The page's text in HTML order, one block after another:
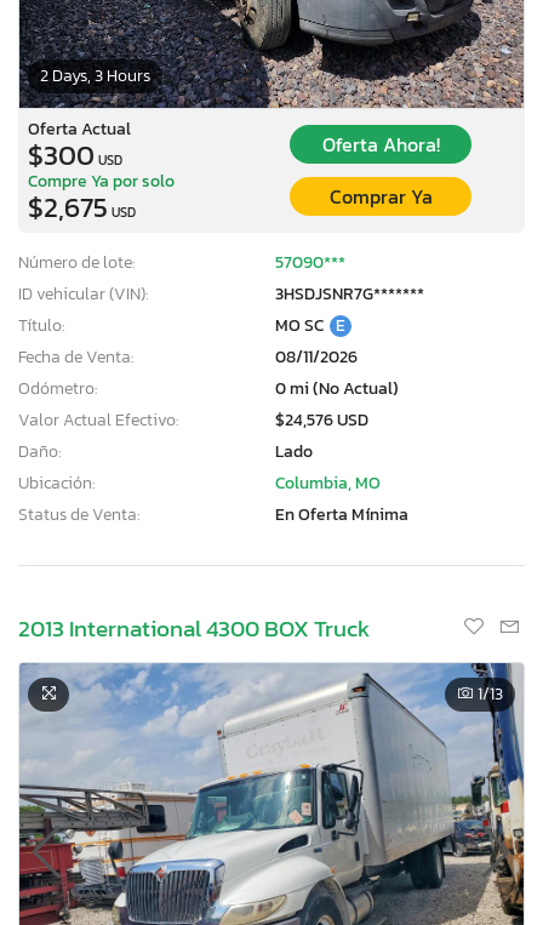
2 Days, 3 Hours
Oferta Actual
$300 USD
Oferta Ahora!
Compre Ya por solo
$2,675 USD
Comprar Ya
Número de lote:
57090***
ID vehicular (VIN):
3HSDJSNR7G*******
Título:
MO SC E
Fecha de Venta:
08/11/2026
Odómetro:
0 mi (No Actual)
Valor Actual Efectivo:
$24,576 USD
Daño:
Lado
Ubicación:
Columbia, MO
Status de Venta:
En Oferta Mínima
2013 International 4300 BOX Truck
1/13